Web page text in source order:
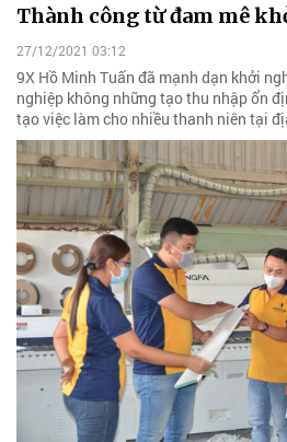
Thành công từ đam mê
27/12/2021 03:12
9X Hồ Minh Tuấn đã mạnh dạn khởi
nghiệp không những tạo thu nhập ổn
tạo việc làm cho nhiều thanh niên tại